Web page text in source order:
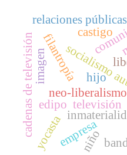
socialismo
neo-liberalismo
relaciones públicas
empresa
filantropía
imagen
televisión
cadenas de televisión edipo
yocasta
hijo
castigo
niño